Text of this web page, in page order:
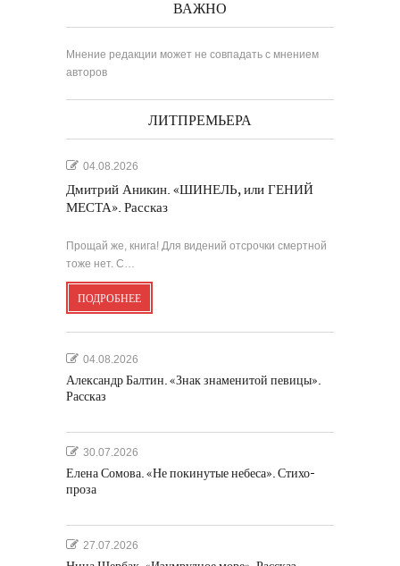
ВАЖНО
Мнение редакции может не совпадать с мнением
авторов
ЛИТПРЕМЬЕРА
04.08.2026
Дмитрий Аникин. «ШИНЕЛЬ, или ГЕНИЙ
МЕСТА». Рассказ
Прощай же, книга! Для видений отсрочки смертной
тоже нет. С…
ПОДРОБНЕЕ
04.08.2026
Александр Балтин. «Знак знаменитой певицы».
Рассказ
30.07.2026
Елена Сомова. «Не покинутые небеса». Стихо-
проза
27.07.2026